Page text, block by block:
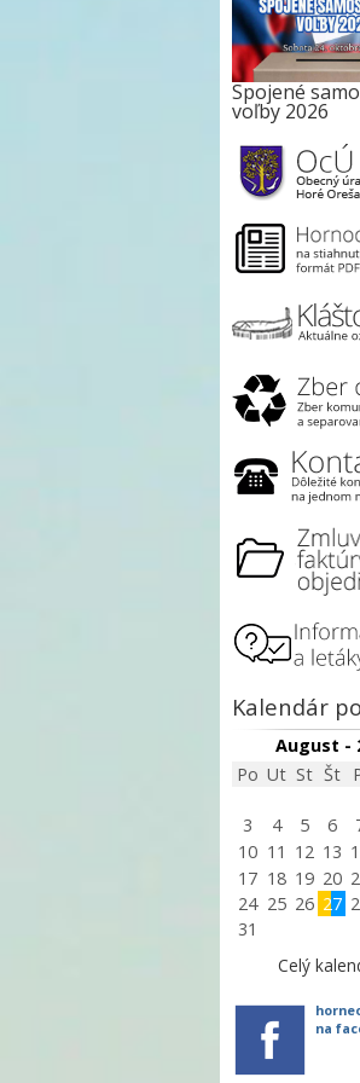
Spojené
voľby 2026
Kalendár
August -
Po Ut St Št
3
4 5 6
10 11 12 13
17 18 19 20
24 25 26 27
31
Celý
na